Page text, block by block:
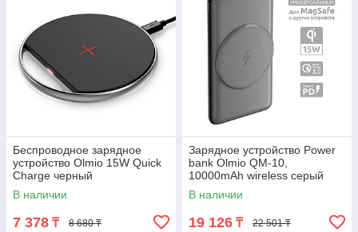
Беспроводное зарядное
устройство Olmio 15W Quick
Charge черный
В наличии
7 378 ₸ 8 680 ₸
Зарядное устройство Power
bank Olmio QM-10,
10000mAh wireless серый
В наличии
19 126 ₸ 22 501 ₸